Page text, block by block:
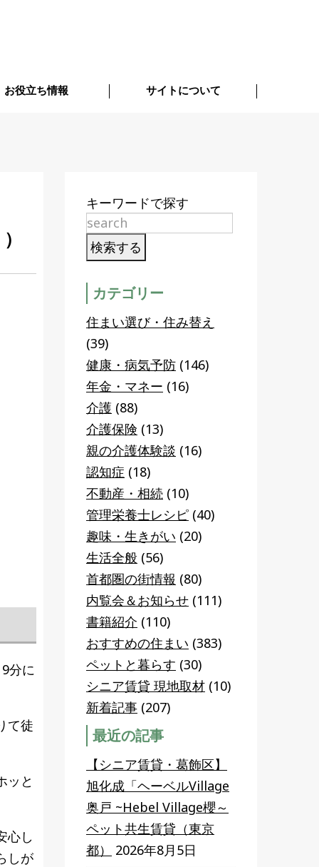
お役立ち情報 サイトについて
分に
て徒
ッと
心し
しが
キーワードで探す
カテゴリー
住まい選び・住み替え
(39)
健康・病気予防 (146)
年金・マネー (16)
介護 (88)
介護保険 (13)
親の介護体験談 (16)
認知症 (18)
不動産・相続 (10)
管理栄養士レシピ (40)
趣味・生きがい (20)
生活全般 (56)
首都圏の街情報 (80)
内覧会＆お知らせ (111)
書籍紹介 (110)
おすすめの住まい (383)
ペットと暮らす (30)
シニア賃貸 現地取材 (10)
新着記事 (207)
最近の記事
【シニア賃貸・葛飾区】
旭化成「ヘーベルVillage
奥戸 ~Hebel Village櫻～
ペット共生賃貸（東京
都）
2026年8月5日